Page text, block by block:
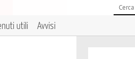
utili Avvisi